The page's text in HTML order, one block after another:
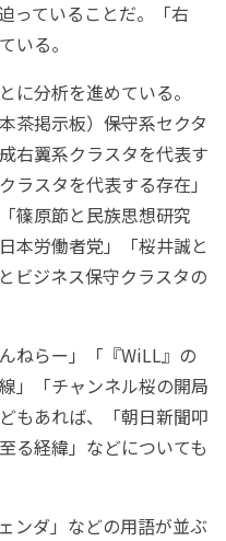
っていることだ。「右
いる。
分析を進めている。
掲示板）――保守系セクタ
右翼系クラスタを代表す
ラスタを代表する存在」
篠原節と民族思想研究
本労働者党」「桜井誠と
ビジネス保守クラスタの
ねらー」「『WiLL』の
」「チャンネル桜の開局
もあれば、「朝日新聞叩
る経緯」などについても
ンダ」などの用語が並ぶ